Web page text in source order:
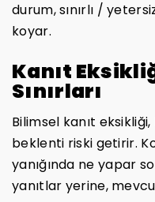
durum, sınırlı /
koyar.
Kanıt
Sınırları
Bilimsel kanıt
beklenti riski getirir.
yanığında ne yapar
yanıtlar yerine,